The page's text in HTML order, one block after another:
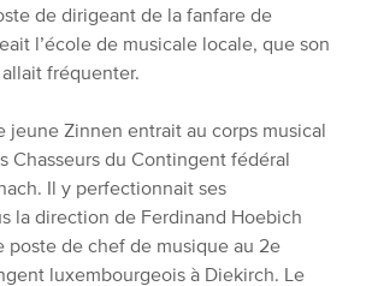
de dirigeant de la fanfare de
l’école de musicale locale, que son
fréquenter.
jeune Zinnen entrait au corps musical
Chasseurs du Contingent fédéral
Il y perfectionnait ses
la direction de Ferdinand Hoebich
poste de chef de musique au 2e
luxembourgeois à Diekirch. Le